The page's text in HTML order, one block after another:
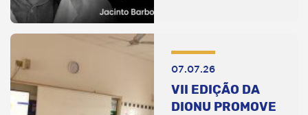
07.07.26
VII EDIÇÃO DA
DIONU PROMOVE